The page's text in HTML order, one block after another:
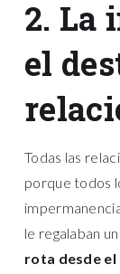
2. La
el
Todas las
porque todos
le regalaban
rota desde